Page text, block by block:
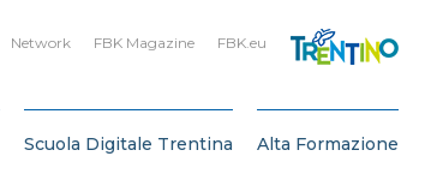
Network FBK Magazine FBK.eu
Scuola Digitale Trentina Alta Formazione